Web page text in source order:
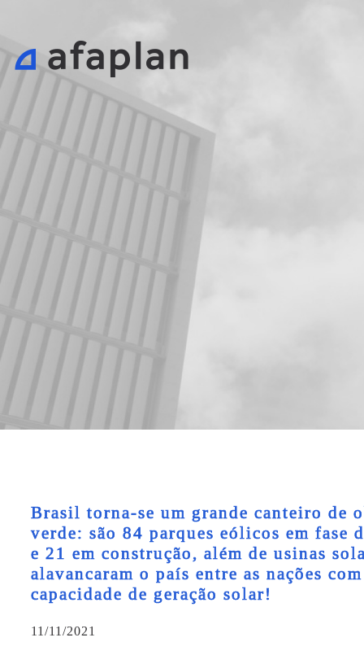
Brasil torna-se um grande canteiro de
verde: são 84 parques eólicos em fase
e 21 em construção, além de usinas
alavancaram o país entre as nações
capacidade de geração solar!
11/11/2021